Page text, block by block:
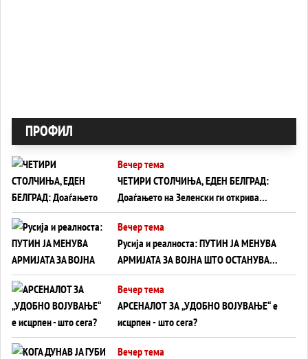
ПРОФИЛ
Вечер тема
ЧЕТИРИ СТОЛЧИЊА, ЕДЕН БЕЛГРАД:
Доаѓањето на Зеленски ги открива
тајните на политиката на балансирање
на Вучиќ
Вечер тема
Русија и реалноста: ПУТИН ЈА МЕНУВА
АРМИЈАТА ЗА ВОЈНА ШТО ОСТАНУВА
БЕЗ ФРОНТ
Вечер тема
АРСЕНАЛОТ ЗА „УДОБНО ВОЈУВАЊЕ“ е
исцрпен - што сега?
Вечер тема